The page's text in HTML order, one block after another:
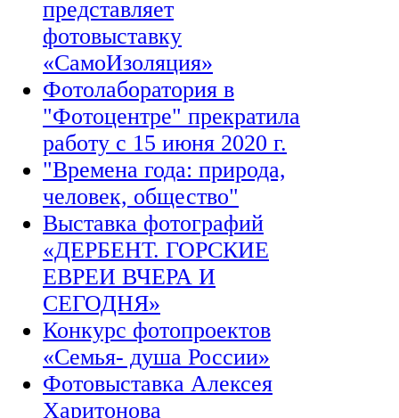
представляет
фотовыставку
«СамоИзоляция»
Фотолаборатория в
"Фотоцентре" прекратила
работу с 15 июня 2020 г.
"Времена года: природа,
человек, общество"
Выставка фотографий
«ДЕРБЕНТ. ГОРСКИЕ
ЕВРЕИ ВЧЕРА И
СЕГОДНЯ»
Конкурс фотопроектов
«Семья- душа России»
Фотовыставка Алексея
Харитонова